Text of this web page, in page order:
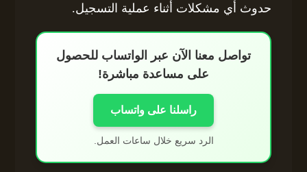
حدوث أي مشكلات أثناء عملية التسجيل.
تواصل معنا الآن عبر الواتساب للحصول
على مساعدة مباشرة!
راسلنا على واتساب
الرد سريع خلال ساعات العمل.